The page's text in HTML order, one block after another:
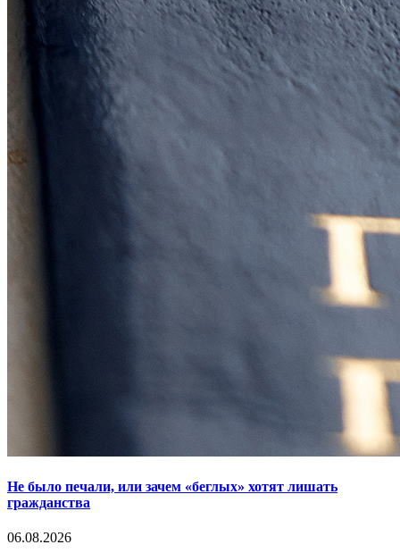
Не было печали, или зачем «беглых» хотят лишать
гражданства
06.08.2026